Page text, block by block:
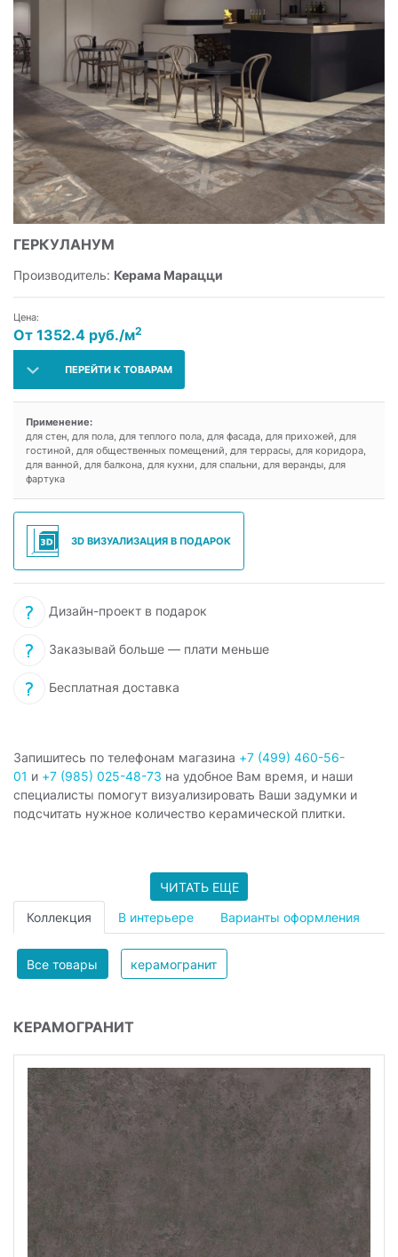
ГЕРКУЛАНУМ
Производитель: Керама Марацци
Цена:
От 1352.4 руб./м2
ПЕРЕЙТИ К ТОВАРАМ
Применение:
для стен, для пола, для теплого пола, для фасада, для прихожей, для
гостиной, для общественных помещений, для террасы, для коридора,
для ванной, для балкона, для кухни, для спальни, для веранды, для
фартука
3D ВИЗУАЛИЗАЦИЯ В ПОДАРОК
Дизайн-проект в подарок
Заказывай больше — плати меньше
Бесплатная доставка
Запишитесь по телефонам магазина +7 (499) 460-56-
01 и +7 (985) 025-48-73 на удобное Вам время, и наши
специалисты помогут визуализировать Ваши задумки и
подсчитать нужное количество керамической плитки.
ЧИТАТЬ ЕЩЕ
Коллекция В интерьере Варианты оформления
Все товары керамогранит
КЕРАМОГРАНИТ